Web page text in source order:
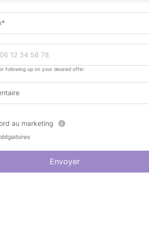
following up on your desired offer
au marketing
Envoyer